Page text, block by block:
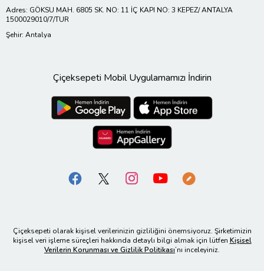
Adres: GÖKSU MAH. 6805 SK. NO: 11 İÇ KAPI NO: 3 KEPEZ/ ANTALYA
1500029010/7/TUR
Şehir: Antalya
Çiçeksepeti Mobil Uygulamamızı İndirin
Çiçeksepeti olarak kişisel verilerinizin gizliliğini önemsiyoruz. Şirketimizin
kişisel veri işleme süreçleri hakkında detaylı bilgi almak için lütfen Kişisel
Verilerin Korunması ve Gizlilik Politikası’nı inceleyiniz.